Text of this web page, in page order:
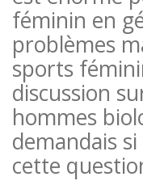
féminin en
problèmes
sports
discussion
hommes
demandais
cette